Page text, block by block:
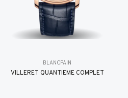
BLANCPAIN
VILLERET QUANTIÈME COMPLET